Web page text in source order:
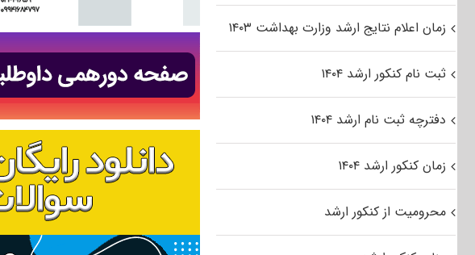
زمان اعلام نتایج ارشد وزارت بهداشت ۱۴۰۳
ثبت نام کنکور ارشد ۱۴۰۴
دفترچه ثبت نام ارشد ۱۴۰۴
زمان کنکور ارشد ۱۴۰۴
محرومیت از کنکور ارشد